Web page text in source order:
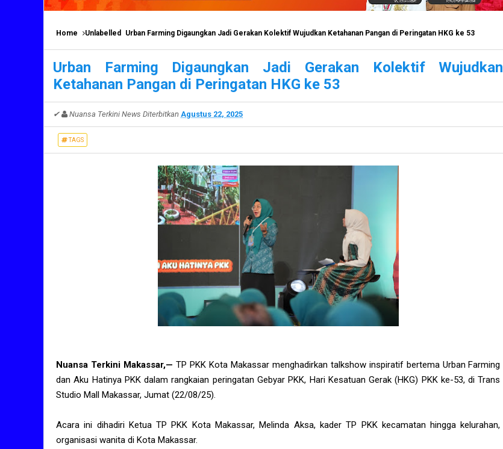
Home Unlabelled Urban Farming Digaungkan Jadi Gerakan Kolektif Wujudkan Ketahanan Pangan di Peringatan HKG ke 53
Urban Farming Digaungkan Jadi Gerakan Kolektif Wujudkan
Ketahanan Pangan di Peringatan HKG ke 53
✔ Nuansa Terkini News Diterbitkan Agustus 22, 2025
TAGS
Nuansa Terkini Makassar,— TP PKK Kota Makassar menghadirkan talkshow inspiratif bertema Urban Farming
dan Aku Hatinya PKK dalam rangkaian peringatan Gebyar PKK, Hari Kesatuan Gerak (HKG) PKK ke-53, di Trans
Studio Mall Makassar, Jumat (22/08/25).
Acara ini dihadiri Ketua TP PKK Kota Makassar, Melinda Aksa, kader TP PKK kecamatan hingga kelurahan,
organisasi wanita di Kota Makassar.